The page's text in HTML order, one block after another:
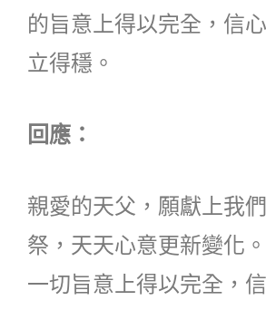
的旨意上得以完全，信
立得穩。
回應：
親愛的天父，願獻上我
祭，天天心意更新變化
一切旨意上得以完全，